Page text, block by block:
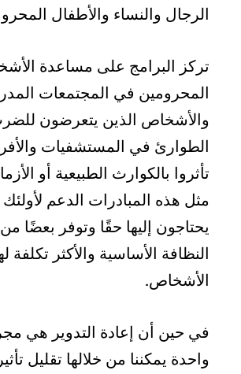
الرجال والنساء والأطفال
تركز البرامج على مساعدة
المحرومين في المجتمعات
والأشخاص الذين يتعرضون
الطوارئ في المستشفيات
تأثروا بالكوارث الطبيعية أو
مثل هذه المبادرات الدعم لأولئك
يحتاجون إليها حقًا وتوفر بعضًا
النظافة الأساسية والأكثر تكلفة
الأشخاص.
في حين أن إعادة التدوير هي
واحدة يمكننا من خلالها تقليل